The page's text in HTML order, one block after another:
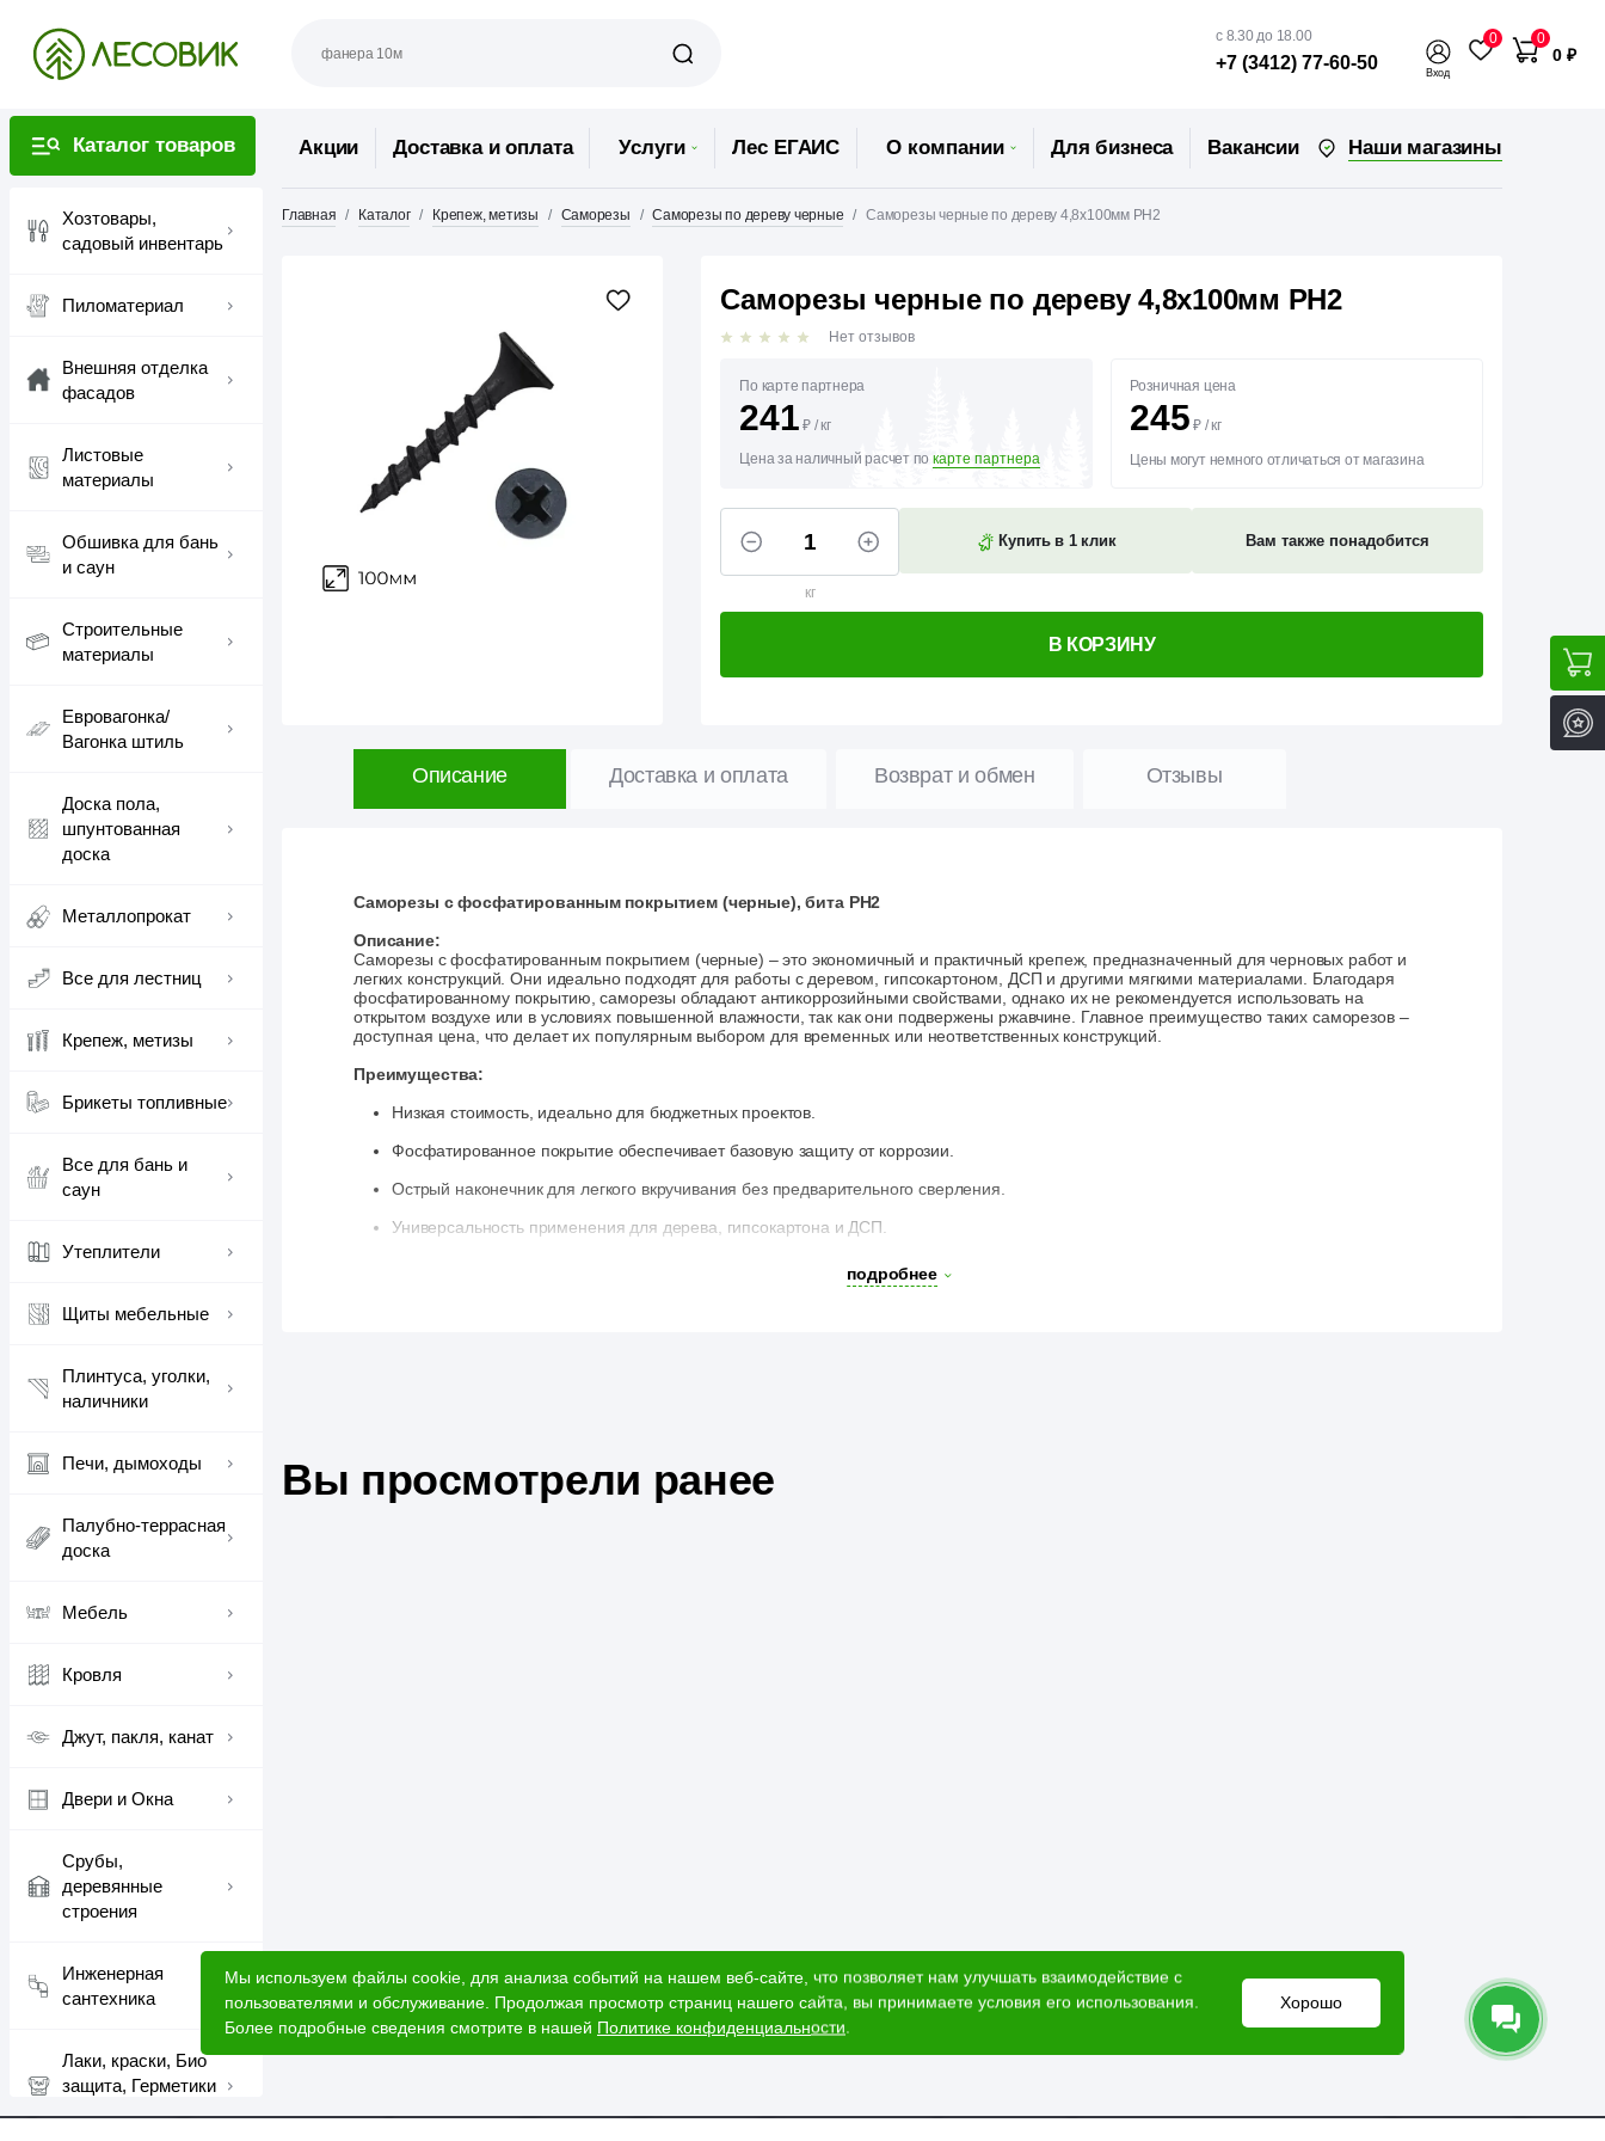
с 8.30 до 18.00
+7 (3412) 77-60-50 Вход
0 0
0 ₽
Каталог товаров
Хозтовары,
садовый инвентарь
Пиломатериал
Внешняя отделка
фасадов
Листовые
материалы
Обшивка для бань
и саун
Строительные
материалы
Евровагонка/
Вагонка штиль
Доска пола,
шпунтованная
доска
Металлопрокат
Все для лестниц
Крепеж, метизы
Брикеты топливные
Все для бань и
саун
Утеплители
Щиты мебельные
Плинтуса, уголки,
наличники
Печи, дымоходы
Палубно-террасная
доска
Мебель
Кровля
Джут, пакля, канат
Двери и Окна
Срубы,
деревянные
строения
Инженерная
сантехника
Лаки, краски, Био
защита, Герметики
Акции Доставка и оплата Услуги Лес ЕГАИС О компании Для бизнеса Вакансии Наши магазины
Главная Каталог Крепеж, метизы Саморезы Саморезы по дереву черные Саморезы черные по дереву 4,8х100мм PH2
Саморезы черные по дереву 4,8х100мм PH2
Нет отзывов
По карте партнера
241 ₽ / кг
Цена за наличный расчет по карте партнера
Розничная цена
245 ₽ /кг
Цены могут немного отличаться от магазина
кг
Купить в 1 клик Вам также понадобится
В КОРЗИНУ
Описание Доставка и оплата Возврат и обмен Отзывы
Саморезы с фосфатированным покрытием (черные), бита PH2
Описание:
Саморезы с фосфатированным покрытием (черные) – это экономичный и практичный крепеж, предназначенный для черновых работ и
легких конструкций. Они идеально подходят для работы с деревом, гипсокартоном, ДСП и другими мягкими материалами. Благодаря
фосфатированному покрытию, саморезы обладают антикоррозийными свойствами, однако их не рекомендуется использовать на
открытом воздухе или в условиях повышенной влажности, так как они подвержены ржавчине. Главное преимущество таких саморезов –
доступная цена, что делает их популярным выбором для временных или неответственных конструкций.
Преимущества:
Низкая стоимость, идеально для бюджетных проектов.
Фосфатированное покрытие обеспечивает базовую защиту от коррозии.
Острый наконечник для легкого вкручивания без предварительного сверления.
Универсальность применения для дерева, гипсокартона и ДСП.
Крепление декоративных элементов внутри помещений.
подробнее
Вы просмотрели ранее
Мы используем файлы cookie, для анализа событий на нашем веб-сайте, что позволяет нам улучшать взаимодействие с
пользователями и обслуживание. Продолжая просмотр страниц нашего сайта, вы принимаете условия его использования.
Более подробные сведения смотрите в нашей Политике конфиденциальности.
Хорошо